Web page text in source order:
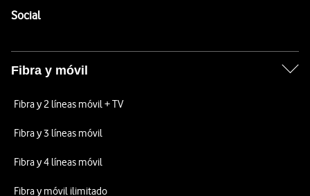
SocialEnlaces a las redes sociales de Vodafone
Fibra y móvil
Fibra y 2 líneas móvil + TV
Fibra y 3 líneas móvil
Fibra y 4 líneas móvil
Fibra y móvil ilimitado